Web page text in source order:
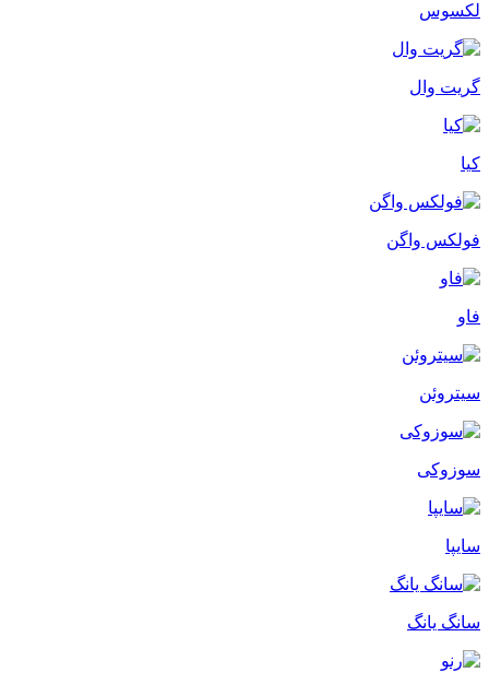
لکسوس
گریت وال
کیا
فولکس واگن
فاو
سیتروئن
سوزوکی
سایپا
سانگ یانگ